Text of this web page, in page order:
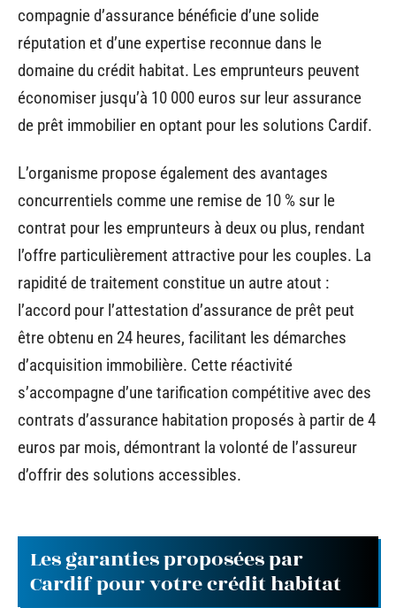
compagnie d’assurance bénéficie d’une solide
réputation et d’une expertise reconnue dans le
domaine du crédit habitat. Les emprunteurs peuvent
économiser jusqu’à 10 000 euros sur leur assurance
de prêt immobilier en optant pour les solutions Cardif.
L’organisme propose également des avantages
concurrentiels comme une remise de 10 % sur le
contrat pour les emprunteurs à deux ou plus, rendant
l’offre particulièrement attractive pour les couples. La
rapidité de traitement constitue un autre atout :
l’accord pour l’attestation d’assurance de prêt peut
être obtenu en 24 heures, facilitant les démarches
d’acquisition immobilière. Cette réactivité
s’accompagne d’une tarification compétitive avec des
contrats d’assurance habitation proposés à partir de 4
euros par mois, démontrant la volonté de l’assureur
d’offrir des solutions accessibles.
Les garanties proposées par
Cardif pour votre crédit habitat